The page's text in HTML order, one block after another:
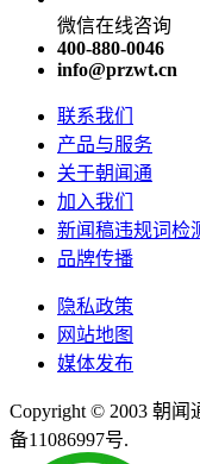
微信在线咨询
400-880-0046
info@przwt.cn
联系我们
产品与服务
关于朝闻通
加入我们
新闻稿违规词检
品牌传播
隐私政策
网站地图
媒体发布
Copyright © 2003 朝
备11086997号.